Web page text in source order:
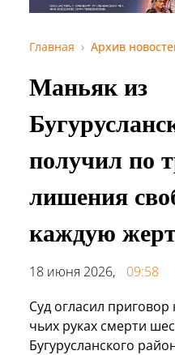
Главная Архив
Маньяк из
получил по
лишения
каждую
18 июня 2026, 09:58
Суд огласил
чьих руках смерти
Бугурусланского